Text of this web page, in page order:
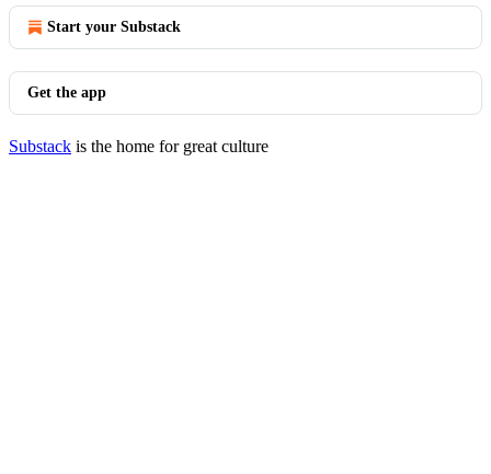
Start your Substack
Get the app
Substack is the home for great culture